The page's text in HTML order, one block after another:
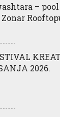
–
Zonar
2026.